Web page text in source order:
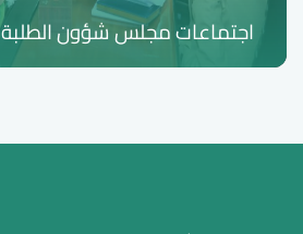
اجتماعات مجلس شؤون الطلبة